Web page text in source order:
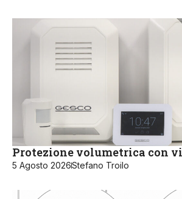
Protezione volumetrica con
5 Agosto 2026Stefano Troilo